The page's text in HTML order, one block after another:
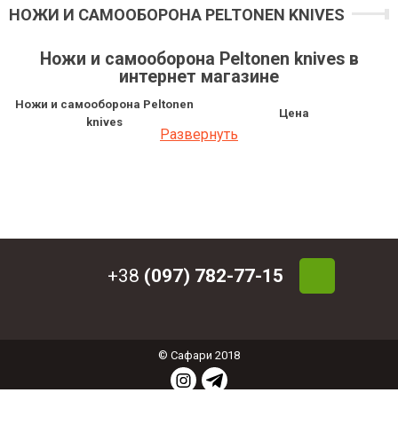
НОЖИ И САМООБОРОНА PELTONEN KNIVES
Ножи и самооборона Peltonen knives в
интернет магазине
Ножи и самооборона Peltonen
knives
Цена
Нож Peltonen M95 Ranger Knife
5 042.16 грн
Развернуть
+38 (097) 782-77-15
© Сафари 2018